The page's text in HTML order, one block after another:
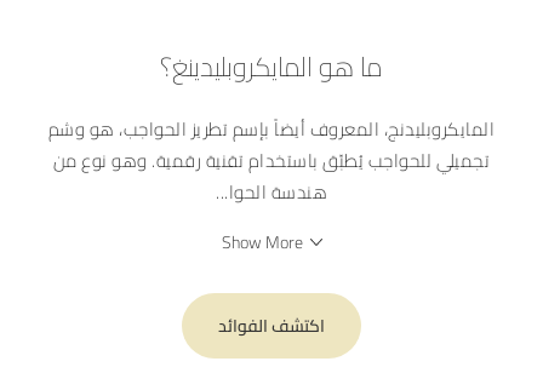
ما هو المايكروبليدينغ؟
المايكروبليدنج، المعروف أيضاً بإسم تطريز الحواجب، هو وشم
تجميلي للحواجب يُطبّق باستخدام تقنية رقمية. وهو نوع من
هندسة الحوا...
Show More
اكتشف الفوائد